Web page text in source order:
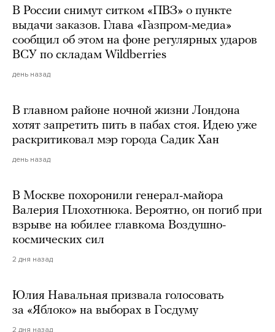
В России снимут ситком «ПВЗ» о пункте
выдачи заказов. Глава «Газпром-медиа»
сообщил об этом на фоне регулярных ударов
ВСУ по складам Wildberries
день назад
В главном районе ночной жизни Лондона
хотят запретить пить в пабах стоя. Идею уже
раскритиковал мэр города Садик Хан
день назад
В Москве похоронили генерал-майора
Валерия Плохотнюка. Вероятно, он погиб при
взрыве на юбилее главкома Воздушно-
космических сил
2 дня назад
Юлия Навальная призвала голосовать
за «Яблоко» на выборах в Госдуму
2 дня назад